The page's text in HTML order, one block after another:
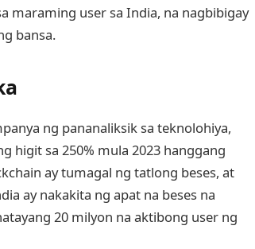
maraming user sa India, na nagbibigay
bansa.
ng pananaliksik sa teknolohiya,
higit sa 250% mula 2023 hanggang
ay tumagal ng tatlong beses, at
ay nakakita ng apat na beses na
20 milyon na aktibong user ng